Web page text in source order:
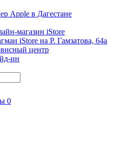
магазин iStore
iStore на Р. Гамзатова, 64а
центр
ин
0